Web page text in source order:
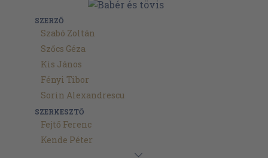
SZERZŐ
Szabó Zoltán
Szőcs Géza
Kis János
Fényi Tibor
Sorin Alexandrescu
SZERKESZTŐ
Fejtő Ferenc
Kende Péter